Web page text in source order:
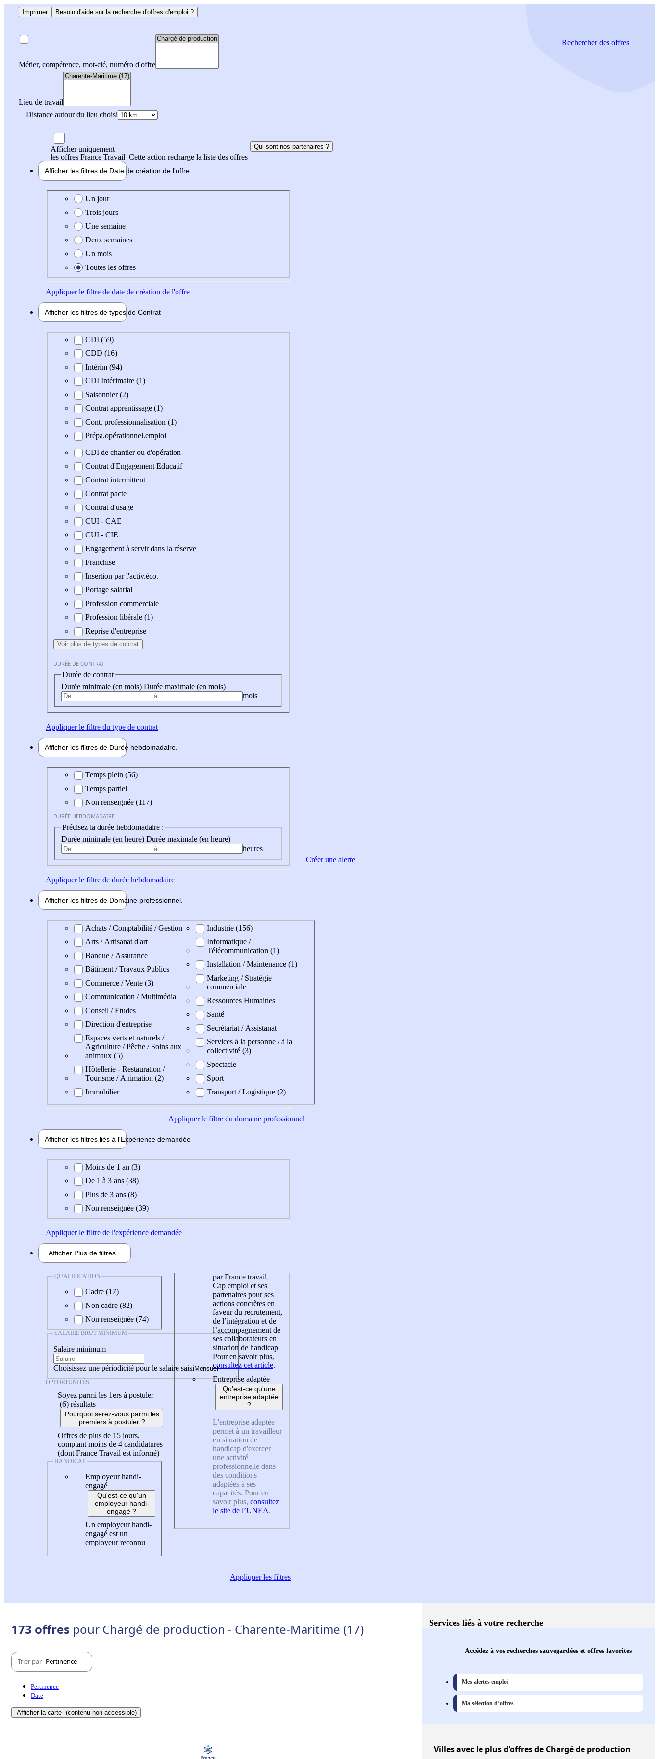
Imprimer Besoin d'aide sur la recherche d'offres d'emploi ?
Métier, compétence, mot-clé, numéro d'offre
Lieu de travail
Distance autour du lieu choisi
Rechercherdes offres
Afficher uniquement
les offres France Travail Cette action recharge la liste des offres
Qui sont nos partenaires ?
Afficher les filtres de Date de création de l'offre
Date de création de l'offre
Un jour
Trois jours
Une semaine
Deux semaines
Un mois
Toutes les offres
Appliquerle filtre de date de création de l'offre
Afficher les filtres de types de Contrat
Type de contratCDI (59)
CDD (16)
Intérim (94)
CDI Intérimaire (1)
Saisonnier (2)
Contrat apprentissage (1)
Cont. professionnalisation (1)
Prépa.opérationnel.emploi
CDI de chantier ou d'opération
Contrat d'Engagement Educatif
Contrat intermittent
Contrat pacte
Contrat d'usage
CUI - CAE
CUI - CIE
Engagement à servir dans la réserve
Franchise
Insertion par l'activ.éco.
Portage salarial
Profession commerciale
Profession libérale (1)
Reprise d'entreprise
Voir plus de types de contrat
DURÉE DE CONTRAT
Durée de contrat
Durée minimale (en mois) Durée maximale (en mois)
mois
Appliquerle filtre du type de contrat
Afficher les filtres de Durée hebdomadaire
Durée hebdomadaire
Temps plein (56)
Temps partiel
Non renseignée (117)
DURÉE HEBDOMADAIRE
Précisez la durée hebdomadaire :
Durée minimale (en heure) Durée maximale (en heure)
heures
Appliquerle filtre de durée hebdomadaire
Afficher les filtres de Domaine professionnel
Domaine professionel
Achats / Comptabilité / Gestion
Arts / Artisanat d'art
Banque / Assurance
Bâtiment / Travaux Publics
Commerce / Vente (3)
Communication / Multimédia
Conseil / Etudes
Direction d'entreprise
Espaces verts et naturels /
Agriculture / Pêche / Soins aux
animaux (5)
Hôtellerie - Restauration /
Tourisme / Animation (2)
Immobilier
Industrie (156)
Informatique /
Télécommunication (1)
Installation / Maintenance (1)
Marketing / Stratégie
commerciale
Ressources Humaines
Santé
Secrétariat / Assistanat
Services à la personne / à la
collectivité (3)
Spectacle
Sport
Transport / Logistique (2)
Appliquerle filtre du domaine professionnel
Afficher les filtres liés à l'Expérience demandée
Expérience demandée
Moins de 1 an (3)
De 1 à 3 ans (38)
Plus de 3 ans (8)
Non renseignée (39)
Appliquerle filtre de l'expérience demandée
Afficher Plus de filtres
QUALIFICATION
Cadre (17)
Non cadre (82)
Non renseignée (74)
SALAIRE BRUT MINIMUM
Salaire minimum
Choisissez une périodicité pour le salaire saisi
OPPORTUNITÉS
Soyez parmi les 1ers à postuler
(6) résultats
Pourquoi serez-vous parmi les
premiers à postuler ?
Offres de plus de 15 jours,
comptant moins de 4 candidatures
(dont France Travail est informé)
HANDICAP
Employeur handi-
engagé
Qu'est-ce qu'un
employeur handi-
engagé ?
Un employeur handi-
engagé est un
employeur reconnu
par France travail,
Cap emploi et ses
partenaires pour ses
actions concrètes en
faveur du recrutement,
de l’intégration et de
l’accompagnement de
ses collaborateurs en
situation de handicap.
Pour en savoir plus,
consultez cet article.
Entreprise adaptée
Qu'est-ce qu'une
entreprise adaptée
?
L'entreprise adaptée
permet à un travailleur
en situation de
handicap d'exercer
une activité
professionnelle dans
des conditions
adaptées à ses
capacités. Pour en
savoir plus, consultez
le site de l’UNEA.
Appliquerles filtres
Créer une alerte
173 offres pour Chargé de production - Charente-Maritime (17)
Trier par Pertinence
Pertinence
Date
Afficher la carte (contenu non-accessible)
Services liés à votre recherche
Accédez à vos recherches sauvegardées et offres favorites
Mes alertes emploi
Ma sélection d’offres
Villesavec le plus d'offres de Chargé de production